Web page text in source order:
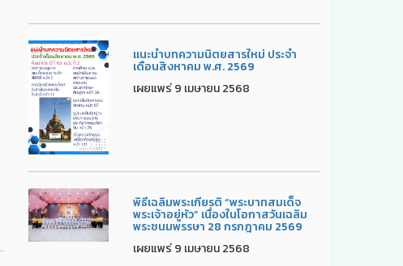
แนะนำบทความนิตยสารใหม่ ประจำ
เดือนสิงหาคม พ.ศ. 2569
เผยแพร่ 9 เมษายน 2568
พิธีเฉลิมพระเกียรติ “พระบาทสมเด็จ
พระเจ้าอยู่หัว” เนื่องในโอกาสวันเฉลิม
พระชนมพรรษา 28 กรกฎาคม 2569
เผยแพร่ 9 เมษายน 2568